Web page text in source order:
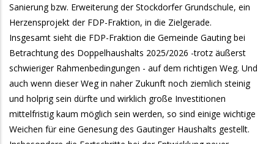
Sanierung bzw. Erweiterung der Stockdorfer Grundschule, ein
Herzensprojekt der FDP-Fraktion, in die Zielgerade.
Insgesamt sieht die FDP-Fraktion die Gemeinde Gauting bei
Betrachtung des Doppelhaushalts 2025/2026 -trotz äußerst
schwieriger Rahmenbedingungen - auf dem richtigen Weg. Und
auch wenn dieser Weg in naher Zukunft noch ziemlich steinig
und holprig sein dürfte und wirklich große Investitionen
mittelfristig kaum möglich sein werden, so sind einige wichtige
Weichen für eine Genesung des Gautinger Haushalts gestellt.